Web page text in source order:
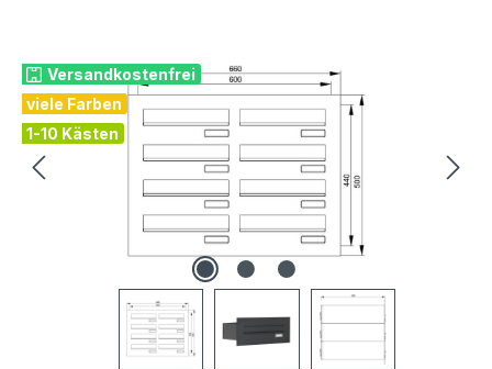
Versandkostenfrei
viele Farben
1-10 Kästen